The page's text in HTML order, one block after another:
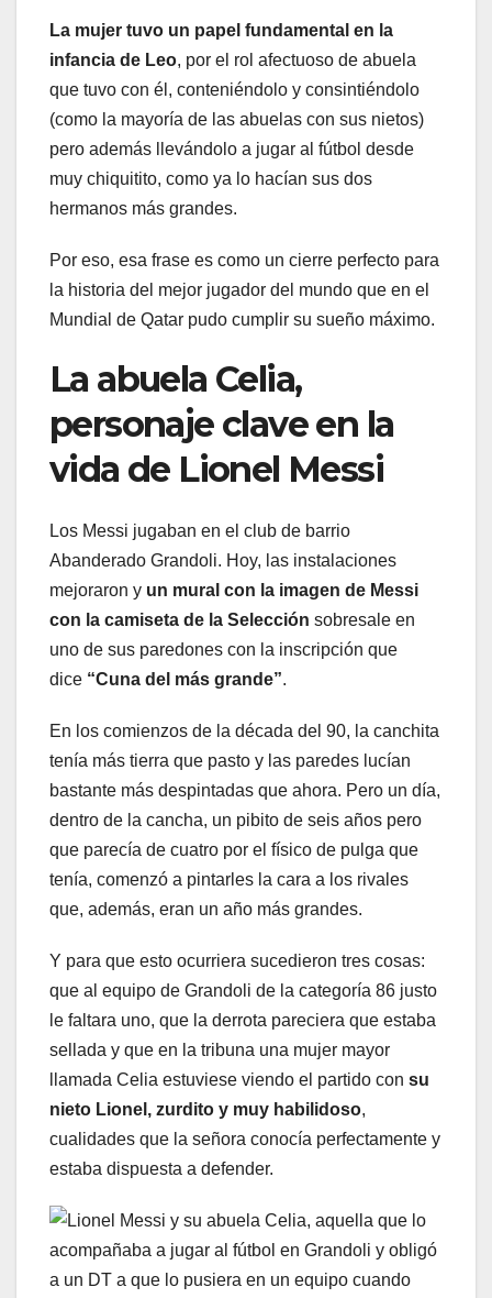
La mujer tuvo un papel fundamental en la
infancia de Leo, por el rol afectuoso de abuela
que tuvo con él, conteniéndolo y consintiéndolo
(como la mayoría de las abuelas con sus nietos)
pero además llevándolo a jugar al fútbol desde
muy chiquitito, como ya lo hacían sus dos
hermanos más grandes.
Por eso, esa frase es como un cierre perfecto para
la historia del mejor jugador del mundo que en el
Mundial de Qatar pudo cumplir su sueño máximo.
La abuela Celia,
personaje clave en la
vida de Lionel Messi
Los Messi jugaban en el club de barrio
Abanderado Grandoli. Hoy, las instalaciones
mejoraron y un mural con la imagen de Messi
con la camiseta de la Selección sobresale en
uno de sus paredones con la inscripción que
dice “Cuna del más grande”.
En los comienzos de la década del 90, la canchita
tenía más tierra que pasto y las paredes lucían
bastante más despintadas que ahora. Pero un día,
dentro de la cancha, un pibito de seis años pero
que parecía de cuatro por el físico de pulga que
tenía, comenzó a pintarles la cara a los rivales
que, además, eran un año más grandes.
Y para que esto ocurriera sucedieron tres cosas:
que al equipo de Grandoli de la categoría 86 justo
le faltara uno, que la derrota pareciera que estaba
sellada y que en la tribuna una mujer mayor
llamada Celia estuviese viendo el partido con su
nieto Lionel, zurdito y muy habilidoso,
cualidades que la señora conocía perfectamente y
estaba dispuesta a defender.